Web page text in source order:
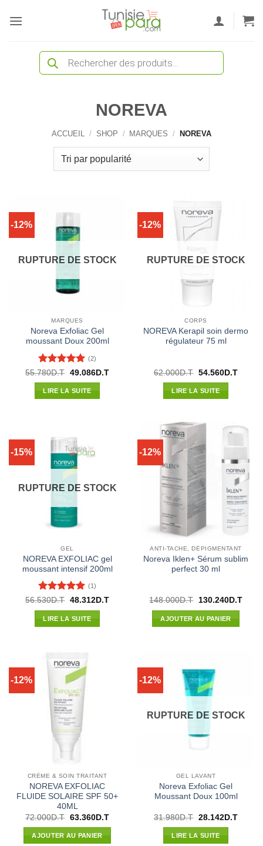
Recherche
produits
NOREVA
ACCUEIL / SHOP / MARQUES / NOREVA
-12%
RUPTURE DE STOCK
MARQUES
Noreva Exfoliac Gel
moussant Doux 200ml
Note5 sur
5
(2)
55.780D.T Le
initial
était :
49.086D.TLe
LIRE LA SUITE
-12%
RUPTURE DE STOCK
CORPS
NOREVA Kerapil soin dermo
régulateur 75 ml
62.000D.T Le
initial
était :
54.560D.TLe
LIRE LA SUITE
-15%
RUPTURE DE STOCK
GEL
NOREVA EXFOLIAC gel
moussant intensif 200ml
Note5 sur
5
(1)
56.530D.T Le
initial
était :
48.312D.TLe
LIRE LA SUITE
-12%
ANTI-TACHE, DÉPIGMENTANT
Noreva Iklen+ Sérum sublim
perfect 30 ml
148.000D.T
Le
initial
était :
130.240D.TLe
AJOUTER AU PANIER
-12%
CRÈME & SOIN TRAITANT
NOREVA EXFOLIAC
FLUIDE SOLAIRE SPF 50+
40ML
72.000D.T Le
initial
était :
63.360D.TLe
AJOUTER AU PANIER
-12%
RUPTURE DE STOCK
GEL LAVANT
Noreva Exfoliac Gel
Moussant Doux 100ml
31.980D.T Le
initial
était :
28.142D.TLe
LIRE LA SUITE